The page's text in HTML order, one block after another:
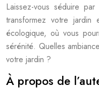
Laissez-vous séduire
transformez votre
écologique, où vous
sérénité. Quelles
votre jardin ?
À propos de